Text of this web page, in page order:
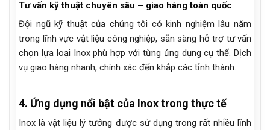
Tư vấn kỹ thuật chuyên sâu – giao hàng toàn quốc
Đội ngũ kỹ thuật của chúng tôi có kinh nghiệm lâu năm
trong lĩnh vực vật liệu công nghiệp, sẵn sàng hỗ trợ tư vấn
chọn lựa loại Inox phù hợp với từng ứng dụng cụ thể. Dịch
vụ giao hàng nhanh, chính xác đến khắp các tỉnh thành.
4. Ứng dụng nổi bật của Inox trong thực tế
Inox là vật liệu lý tưởng được sử dụng trong rất nhiều lĩnh